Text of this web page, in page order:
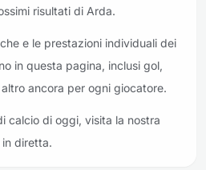
risultati di Arda.
e le prestazioni individuali dei
in questa pagina, inclusi gol,
ancora per ogni giocatore.
calcio di oggi, visita la nostra
diretta.